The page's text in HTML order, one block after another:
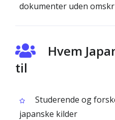
dokumenter uden
Hvem
til
Studerende og
japanske kilder